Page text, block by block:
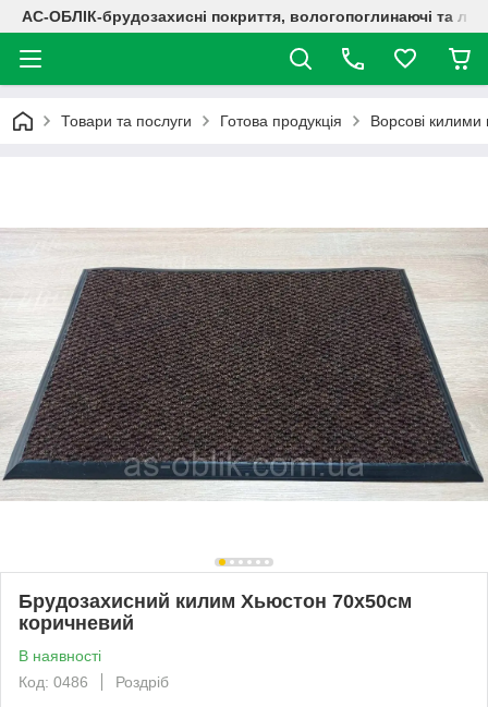
АС-ОБЛІК-брудозахисні покриття, вологопоглинаючі та
Товари та послуги Готова продукція Ворсові килими
Брудозахисний килим Хьюстон 70х50см
коричневий
В наявності
Код: 0486
Роздріб